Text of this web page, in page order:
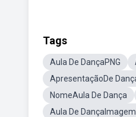
Tags
Aula De DançaPNG
ApresentaçãoDe
NomeAula De Dança
Aula De